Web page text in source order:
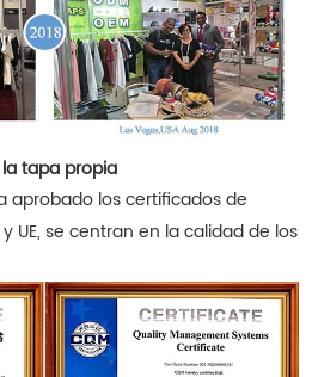
tapa propia
aprobado los certificados de
y UE, se centran en la calidad de los